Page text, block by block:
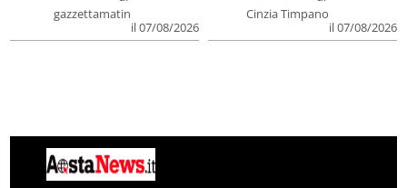
gazzettamatin
il 07/08/2026
Cinzia Timpano
il 07/08/2026